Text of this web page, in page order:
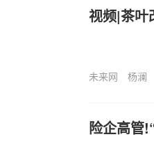
视频|茶叶
未来网 杨澜
险企高管